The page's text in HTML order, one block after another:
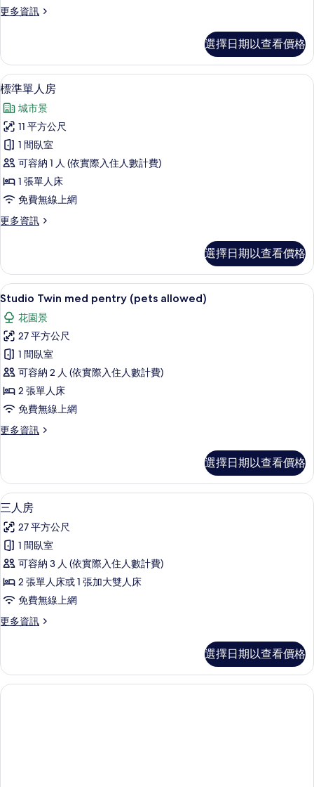
所
相
片
更多資訊
更
單
人
房
詳
情
選擇日期以查看價格
顯
示
標
準
單
人
房
所
相
片
標準單人房 | 高級寢具、遮光布/窗簾
6
標準單人房
城市景
11 平方公尺
1 間臥室
可容納 1 人 (依實際入住人數計費)
1 張單人床
免費無線上網
更多資訊
更
單
人
房
的
詳
情
選擇日期以查看價格
顯
示
Studio
Twin
med
pentry
(pets
allowed)
的
相
片
高級寢具、遮光布/窗簾、隔音、熨斗/
6
Studio Twin med pentry (pets allowed)
花園景
27 平方公尺
1 間臥室
可容納 2 人 (依實際入住人數計費)
2 張單人床
免費無線上網
更多資訊
更
med
pentry
(pets
allowed)
的
詳
情
選擇日期以查看價格
顯
示
三
人
房
的
有
片
三人房 | 高級寢具、遮光布/窗簾、隔
1
三人房
27 平方公尺
1 間臥室
可容納 3 人 (依實際入住人數計費)
2 張單人床或 1 張加大雙人床
免費無線上網
更多資訊
更
房
的
詳
選擇日期以查看價格